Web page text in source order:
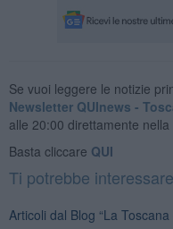
Se vuoi leggere le notizie
Newsletter QUInews -
alle 20:00 direttamente nella
Basta cliccare QUI
Ti potrebbe
Articoli dal Blog “La